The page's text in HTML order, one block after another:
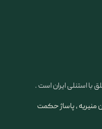
استنلی ایران است .
منیریه ، پاساژ حکمت